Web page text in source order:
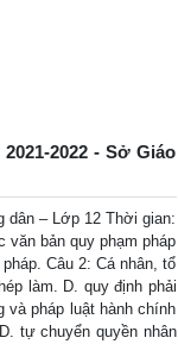
2022 - Sở Giáo
dân – Lớp 12 Thời gian:
văn bản quy phạm pháp
Câu 2: Cá nhân, tổ
làm. D. quy định phải
và pháp luật hành chính
tự chuyển quyền nhân